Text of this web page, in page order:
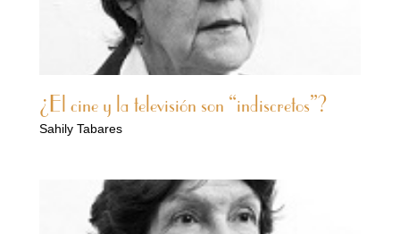
¿El cine y la televisión son “indiscretos”?
Sahily Tabares